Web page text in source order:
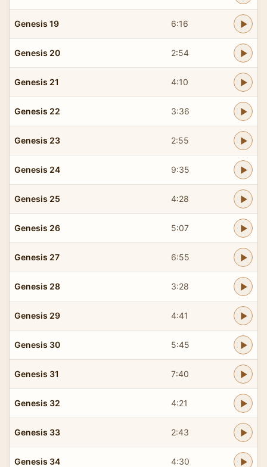
Genesis 19 6:16
Genesis 20 2:54
Genesis 21 4:10
Genesis 22 3:36
Genesis 23 2:55
Genesis 24 9:35
Genesis 25 4:28
Genesis 26 5:07
Genesis 27 6:55
Genesis 28 3:28
Genesis 29 4:41
Genesis 30 5:45
Genesis 31 7:40
Genesis 32 4:21
Genesis 33 2:43
Genesis 34 4:30